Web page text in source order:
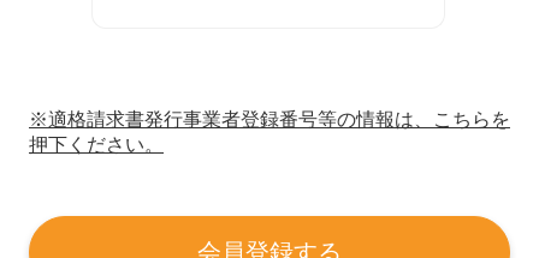
※適格請求書発行事業者登録番号等の情報は、こちらを
押下ください。
会員登録する